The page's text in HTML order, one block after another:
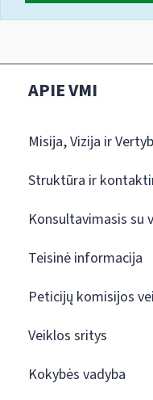
APIE VMI
Misija, Vizija ir
Struktūra ir
Konsultavimasis su
Teisinė informacija
Peticijų komisijos
Veiklos sritys
Kokybės vadyba